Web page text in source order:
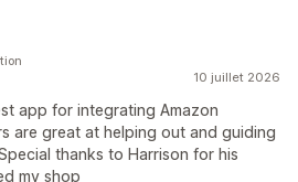
10 juillet 2026
app for integrating Amazon
are great at helping out and guiding
thanks to Harrison for his
my shop